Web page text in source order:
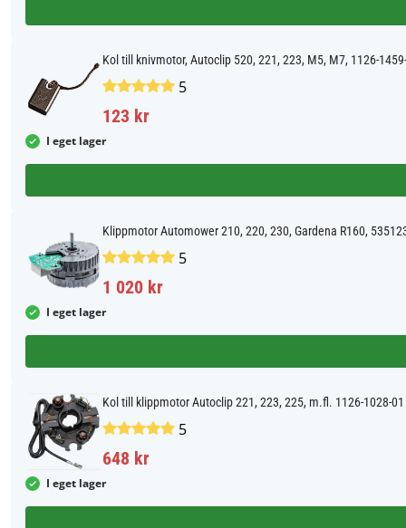
Kol till knivmotor, Autoclip 520, 221, 223, M5, M7, 1126-
5
123 kr
I eget lager
Klippmotor Automower 210, 220, 230, Gardena R160,
5
1 020 kr
I eget lager
Kol till klippmotor Autoclip 221, 223, 225, m.fl. 1126-1028-01
5
648 kr
I eget lager